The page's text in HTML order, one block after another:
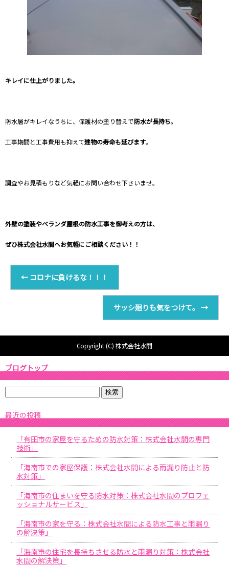
キレイに仕上がりました。
防水層がキレイなうちに、保護材の塗り替えで防水が長持ち。
工事期間と工事費用も抑えて建物の寿命も延びます。
調査やお見積もりなど気軽にお問い合わせ下さいませ。
外壁の塗装やベランダ屋根の防水工事を御考えの方は、
ぜひ株式会社水間へお気軽にご相談ください！！
← コロナに負けるな！！！
サッシ廻りも気をつけて。 →
Copyright (C) 株式会社水間
ブログトップ
最近の投稿
「有田市の家屋を守るための防水対策：株式会社水間の専門
技術」
「海南市での家屋保護：株式会社水間による雨漏り防止と防
水対策」
「海南市の住まいを守る防水対策：株式会社水間のプロフェ
ッショナルサービス」
「海南市の家を守る：株式会社水間による防水工事と雨漏り
の解決策」
「海南市の住宅を長持ちさせる防水と雨漏り対策：株式会社
水間の解決策」